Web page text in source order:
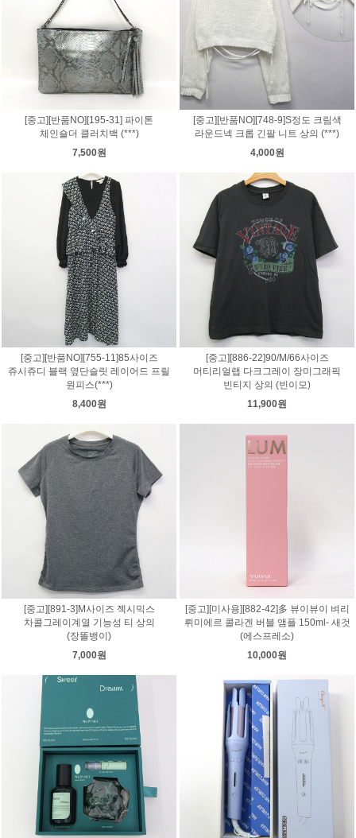
[중고][반품NO][195-31] 파이톤
체인숄더 클러치백 (***)
7,500원
[중고][반품NO][748-9]S정도 크림색
라운드넥 크롭 긴팔 니트 상의 (***)
4,000원
[중고][반품NO][755-11]85사이즈
쥬시쥬디 블랙 옆단슬릿 레이어드 프릴
원피스(***)
8,400원
[중고][886-22]90/M/66사이즈
머티리얼랩 다크그레이 장미그래픽
빈티지 상의 (빈이모)
11,900원
[중고][891-3]M사이즈 젝시믹스
차콜그레이계열 기능성 티 상의
(장똘뱅이)
7,000원
[중고][미사용][882-42]多 뷰이뷰이 벼리
뤼미에르 콜라겐 버블 앰플 150ml- 새것
(에스프레소)
10,000원